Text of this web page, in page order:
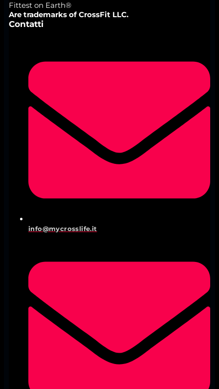
Fittest on Earth®
Are trademarks of CrossFit LLC.
Contatti
info@mycrosslife.it